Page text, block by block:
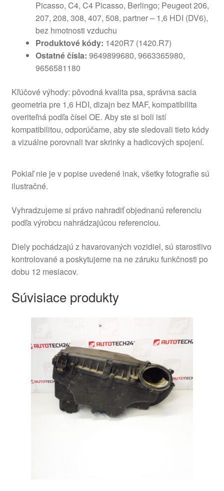
Picasso, C4, C4 Picasso, Berlingo; Peugeot 206,
207, 208, 308, 407, 508, partner – 1,6 HDI (DV6),
bez hmotnosti vzduchu
Produktové kódy: 1420R7 (1420.R7)
Ostatné čísla: 9649899680, 9663365980,
9656581180
Kľúčové výhody: pôvodná kvalita psa, správna sacia
geometria pre 1,6 HDI, dizajn bez MAF, kompatibilita
overiteľná podľa čísel OE. Aby ste si boli istí
kompatibilitou, odporúčame, aby ste sledovali tieto kódy
a vizuálne porovnali tvar skrinky a hadicových spojení.
Pokiaľ nie je v popise uvedené inak, všetky fotografie sú
ilustračné.
Vyhradzujeme si právo nahradiť objednanú referenciu
podľa výrobcu nahrádzajúcou referenciou.
Diely pochádzajú z havarovaných vozidiel, sú starostlivo
kontrolované a poskytujeme na ne záruku funkčnosti po
dobu 12 mesiacov.
Súvisiace produkty